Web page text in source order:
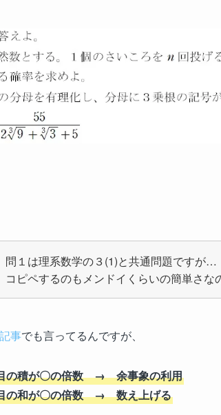
問１は理系数学の３(1)と共通問題ですが…
コピペするのもメンドイくらいの簡単さな
事でも言ってるんですが、
の積が〇の倍数 → 余事象の利用
の和が〇の倍数 → 数え上げる